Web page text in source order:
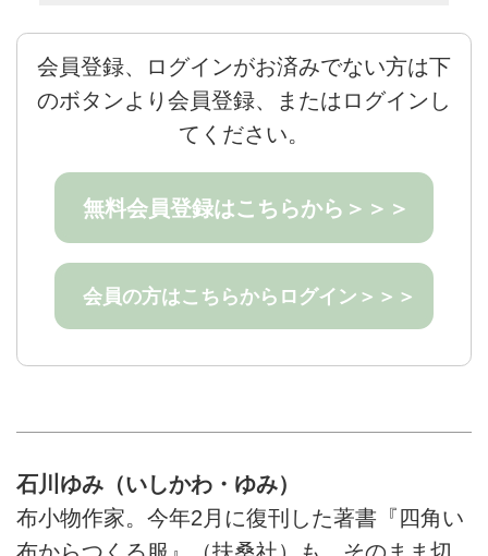
会員登録、ログインがお済みでない方は下
のボタンより会員登録、またはログインし
てください。
無料会員登録はこちらから＞＞＞
会員の方はこちらからログイン＞＞＞
石川ゆみ（いしかわ・ゆみ）
布小物作家。今年2月に復刊した著書『四角い